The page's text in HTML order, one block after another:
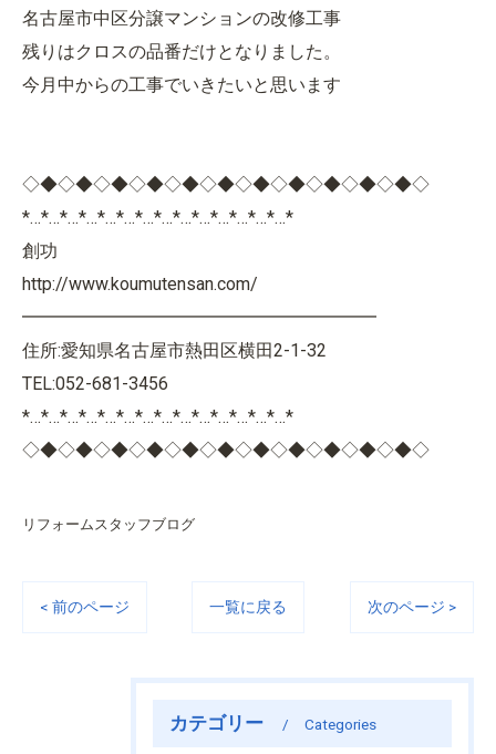
名古屋市中区分譲マンションの改修工事
残りはクロスの品番だけとなりました。
今月中からの工事でいきたいと思います
◇◆◇◆◇◆◇◆◇◆◇◆◇◆◇◆◇◆◇◆◇◆◇
*…*…*…*…*…*…*…*…*…*…*…*…*…*…*
創功
http://www.koumutensan.com/
━━━━━━━━━━━━━━━━━━━━
住所:愛知県名古屋市熱田区横田2-1-32
TEL:052-681-3456
*…*…*…*…*…*…*…*…*…*…*…*…*…*…*
◇◆◇◆◇◆◇◆◇◆◇◆◇◆◇◆◇◆◇◆◇◆◇
リフォームスタッフブログ
< 前のページ 一覧に戻る 次のページ >
カテゴリー Categories